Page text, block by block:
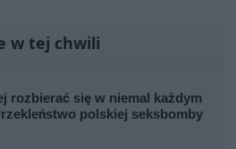
w tej chwili
rozbierać się w niemal każdym
polskiej seksbomby